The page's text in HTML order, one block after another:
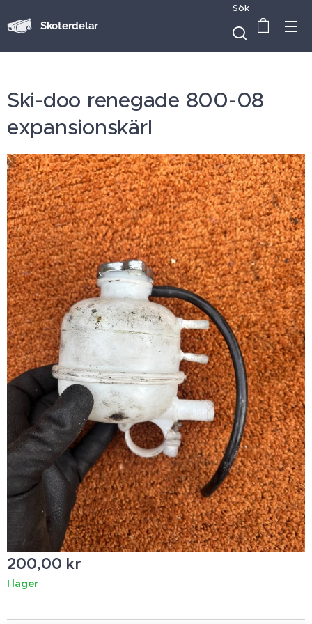
Skoterdelar
Sök
Ski-doo renegade 800-08
expansionskärl
200,00 kr
I lager